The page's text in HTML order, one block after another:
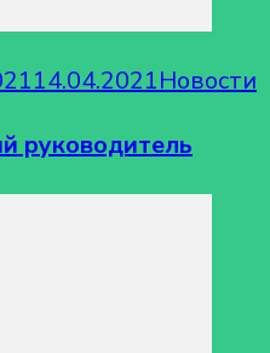
14.04.2021Новости
руководитель